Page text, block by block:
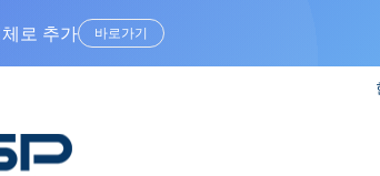
로 추가 바로가기